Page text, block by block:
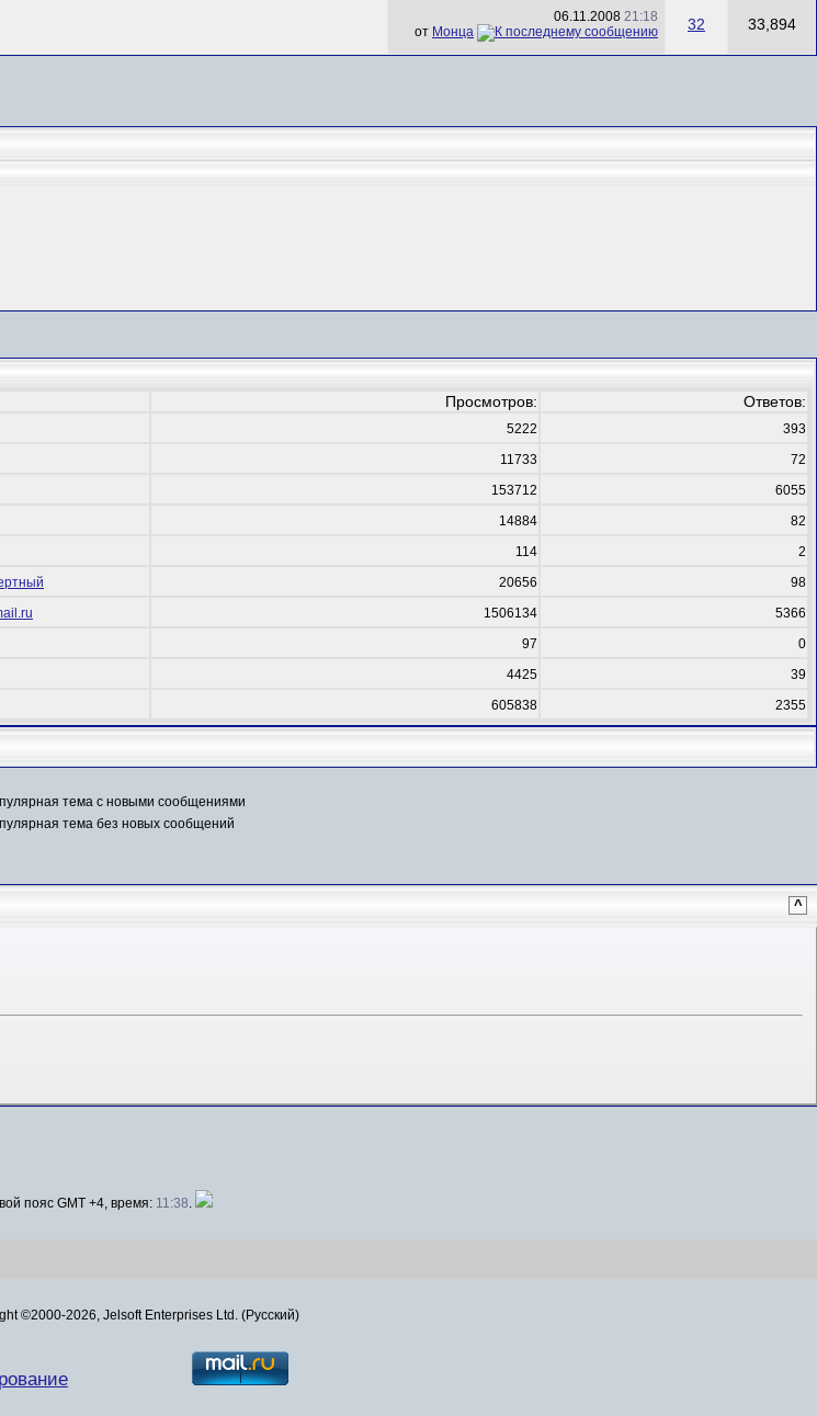
06.11.2008 21:18
от Монца 32 33,894
Просмотров: Ответов:
5222
393
11733
72
153712
6055
14884
82
114
2
20656
98
1506134
5366
97
0
4425
39
605838 2355
тема с новыми сообщениями
тема без новых сообщений
^
пояс GMT +4, время: 11:38
©2000-2026, Jelsoft Enterprises Ltd. (Русский)